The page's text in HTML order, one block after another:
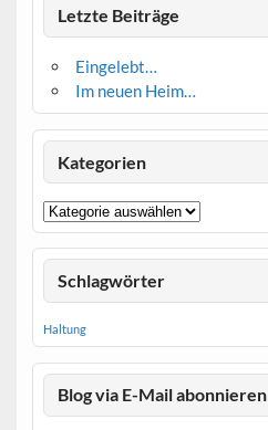
Letzte Beiträge
Eingelebt…
Im neuen Heim…
Kategorien
Kategorien
Schlagwörter
Haltung
Blog via E-Mail abonnieren